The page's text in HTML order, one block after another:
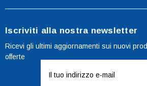
Iscriviti alla nostra newsletter
Ricevi gli ultimi aggiornamenti sui nuovi
offerte